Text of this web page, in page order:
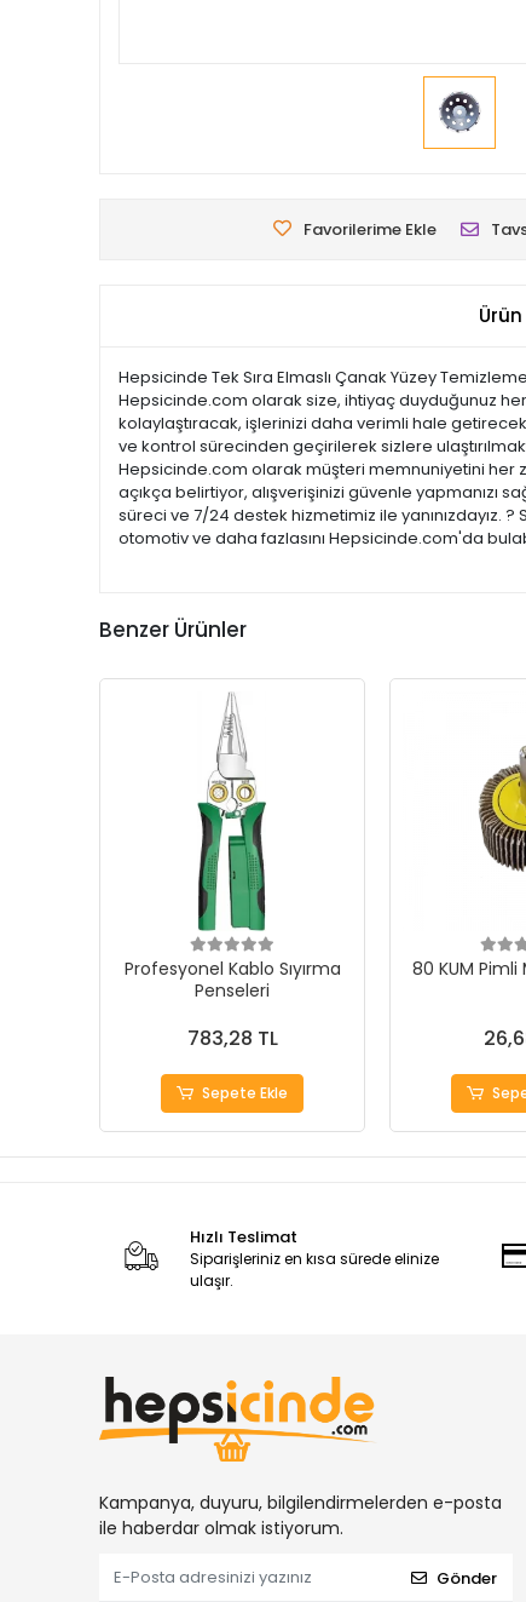
Favorilerime Ekle
Hepsicinde Tek Sıra Elmaslı Çanak Yüzey
Hepsicinde.com olarak size, ihtiyaç duyduğunuz her
kolaylaştıracak, işlerinizi daha verimli hale
ve kontrol sürecinden geçirilerek sizlere
Hepsicinde.com olarak müşteri memnuniyetini her
açıkça belirtiyor, alışverişinizi güvenle yapmanızı
süreci ve 7/24 destek hizmetimiz ile yanınızdayız.
otomotiv ve daha fazlasını Hepsicinde.com'da
Benzer Ürünler
Profesyonel Kablo Sıyırma
Penseleri
783,28 TL
Sepete Ekle
80 KUM Pimli
Hızlı Teslimat
Siparişleriniz en kısa sürede elinize
ulaşır.
Kampanya, duyuru, bilgilendirmelerden e-posta
ile haberdar olmak istiyorum.
Gönder